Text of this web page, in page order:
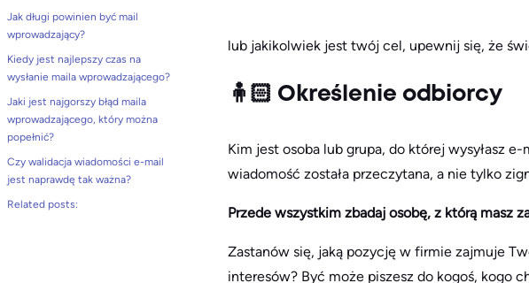
Jak długi powinien być mail
wprowadzający?
Kiedy jest najlepszy czas na
wysłanie maila wprowadzającego?
Jaki jest najgorszy błąd maila
wprowadzającego, który można
popełnić?
Czy walidacja wiadomości e-mail
jest naprawdę tak ważna?
Related posts:
lub jakikolwiek jest twój cel, upewnij się, że
🧍🏻 Określenie odbiorcy
Kim jest osoba lub grupa, do której wysyłasz
wiadomość została przeczytana, a nie tylko
Przede wszystkim zbadaj osobę, z którą masz
Zastanów się, jaką pozycję w firmie zajmuje
interesów? Być może piszesz do kogoś, kogo